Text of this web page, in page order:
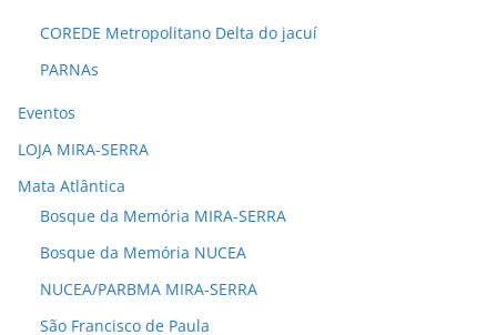
COREDE Metropolitano Delta do jacuí
PARNAs
Eventos
LOJA MIRA-SERRA
Mata Atlântica
Bosque da Memória MIRA-SERRA
Bosque da Memória NUCEA
NUCEA/PARBMA MIRA-SERRA
São Francisco de Paula